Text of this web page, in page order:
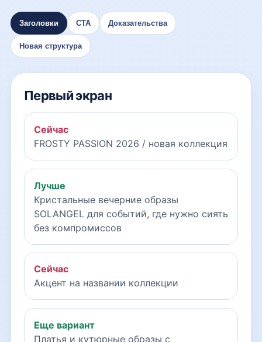
Заголовки CTA Доказательства
Новая структура
Первый экран
Сейчас
FROSTY PASSION 2026 / новая коллекция
Лучше
Кристальные вечерние образы
SOLANGEL для событий, где нужно сиять
без компромиссов
Сейчас
Акцент на названии коллекции
Еще вариант
Платья и кутюрные образы с